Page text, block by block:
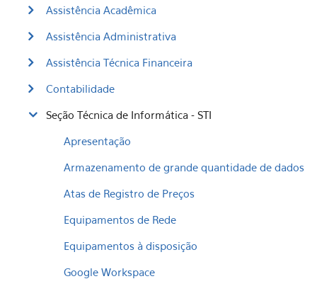
Assistência Acadêmica
Assistência Administrativa
Assistência Técnica Financeira
Contabilidade
Seção Técnica de Informática - STI
Apresentação
Armazenamento de grande quantidade de dados
Atas de Registro de Preços
Equipamentos de Rede
Equipamentos à disposição
Google Workspace